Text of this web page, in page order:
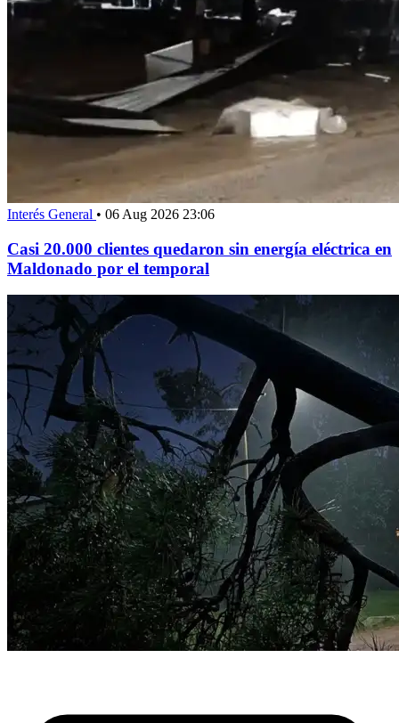
Interés General • 06 Aug 2026 23:06
Casi 20.000 clientes quedaron sin energía eléctrica en
Maldonado por el temporal